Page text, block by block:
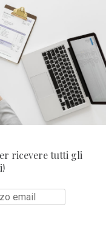
di un determinato
ci appassiona
ricevere tutti gli